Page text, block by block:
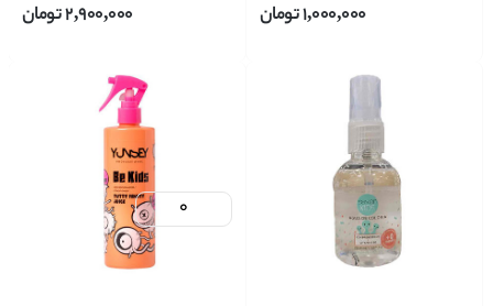
1,000,000تومان 2,900,000تومان